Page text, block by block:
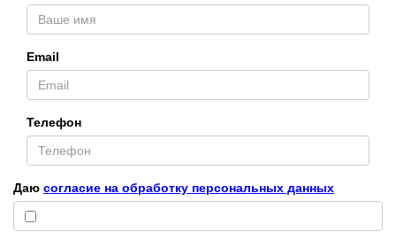
Email
Телефон
Даю согласие на обработку персональных данных